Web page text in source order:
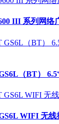
III 系列网络
（BT）
WIFI 无线